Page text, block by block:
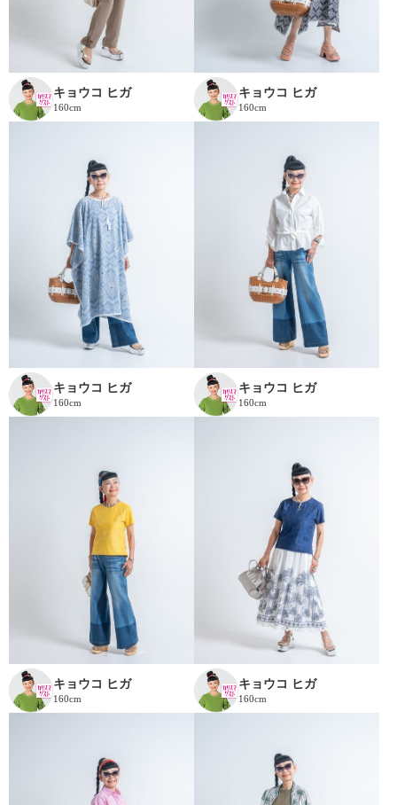
キョウコ ヒガ
160cm
キョウコ ヒガ
160cm
キョウコ ヒガ
160cm
キョウコ ヒガ
160cm
キョウコ ヒガ
160cm
キョウコ ヒガ
160cm